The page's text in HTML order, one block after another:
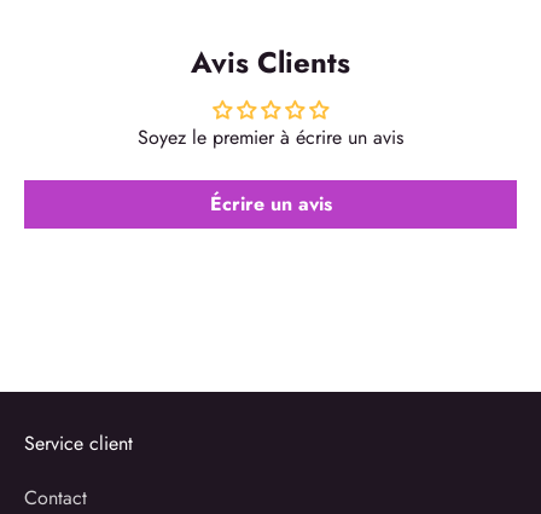
Avis Clients
Soyez le premier à écrire un avis
Écrire un avis
Service client
Contact